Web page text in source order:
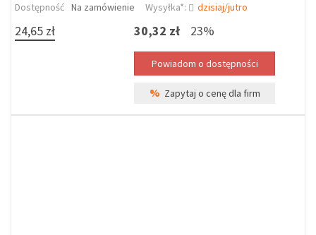
Dostępność Na zamówienie Wysyłka*: dzisiaj/jutro
24,65 zł 30,32 zł 23%
% Zapytaj o cenę dla firm